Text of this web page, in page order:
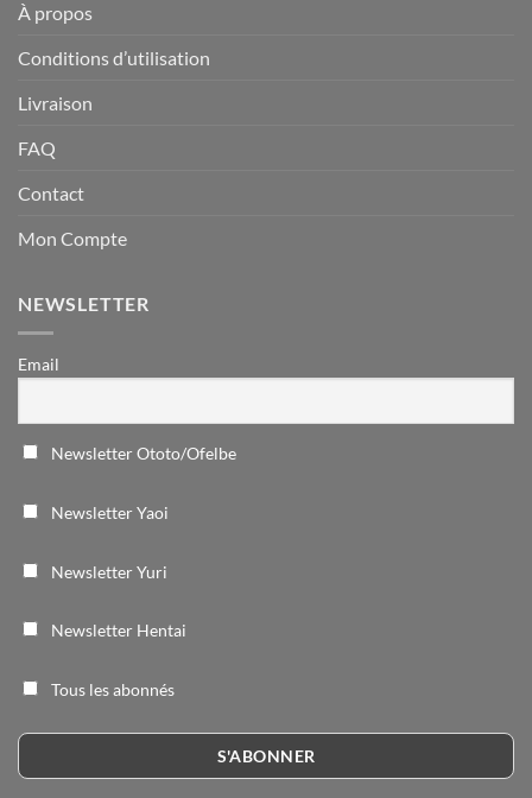
À propos
Conditions d’utilisation
Livraison
FAQ
Contact
Mon Compte
NEWSLETTER
Email
Newsletter Ototo/Ofelbe
Newsletter Yaoi
Newsletter Yuri
Newsletter Hentai
Tous les abonnés